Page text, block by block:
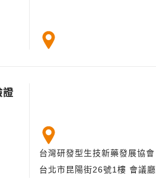
證
台灣研發型生技新藥發展協會
台北市昆陽街26號1樓 會議廳